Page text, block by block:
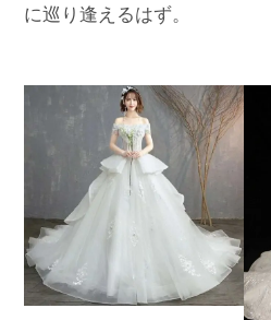
に巡り逢えるはず。